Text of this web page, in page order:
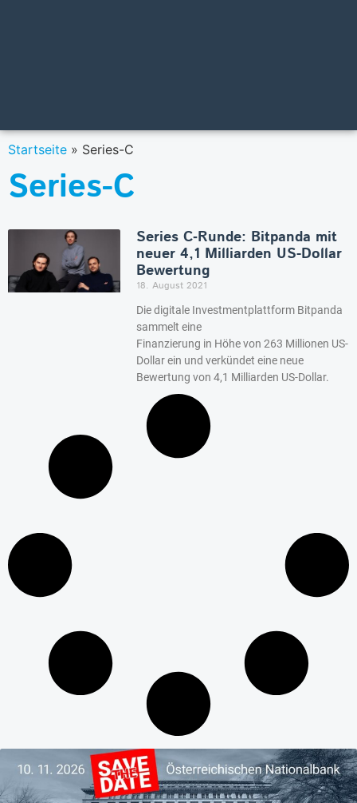
Startseite » Series-C
Series-C
Series C‑Runde: Bitpanda mit
neuer 4,1 Milliarden US-Dollar
Bewertung
18. August 2021
Die digitale Investmentplattform Bitpanda
sammelt eine
Finanzierung in Höhe von 263 Millionen US-
Dollar ein und verkündet eine neue
Bewertung von 4,1 Milliarden US-Dollar.